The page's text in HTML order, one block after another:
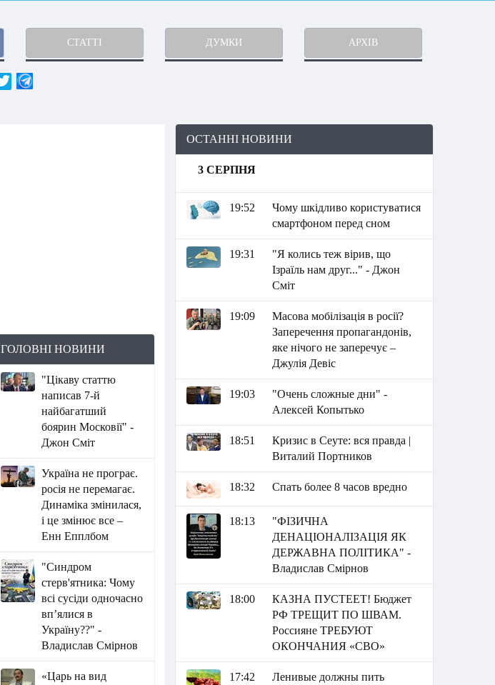
СТАТТІ ДУМКИ АРХІВ
ГОЛОВНІ НОВИНИ
"Цікаву статтю
написав 7-й
найбагатший
боярин Московії" -
Джон Сміт
Україна не програє.
росія не перемагає.
Динаміка змінилася,
і це змінює все –
Енн Епплбом
"Синдром
стерв'ятника: Чому
всі сусіди одночасно
вп’ялися в
Україну??" -
Владислав Смірнов
«Царь на вид
ОСТАННІ НОВИНИ
3 СЕРПНЯ
19:52
Чому шкідливо користуватися
смартфоном перед сном
19:31
"Я колись теж вірив, що
Ізраїль нам друг..." - Джон
Сміт
19:09
Масова мобілізація в росії?
Заперечення пропагандонів,
яке нічого не заперечує –
Джулія Девіс
19:03
"Очень сложные дни" -
Алексей Копытько
18:51
Кризис в Сеуте: вся правда |
Виталий Портников
18:32 Спать более 8 часов вредно
18:13
"ФІЗИЧНА
ДЕНАЦІОНАЛІЗАЦІЯ ЯК
ДЕРЖАВНА ПОЛІТИКА" -
Владислав Смірнов
18:00
КАЗНА ПУСТЕЕТ! Бюджет
РФ ТРЕЩИТ ПО ШВАМ.
Россияне ТРЕБУЮТ
ОКОНЧАНИЯ «СВО»
17:42
Ленивые должны пить